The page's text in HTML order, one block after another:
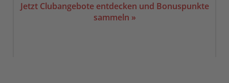
Jetzt Clubangebote entdecken und Bonuspunkte
sammeln »